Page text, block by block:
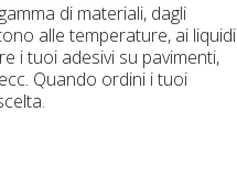
di materiali, dagli
alle temperature, ai liquidi
i tuoi adesivi su pavimenti,
Quando ordini i tuoi